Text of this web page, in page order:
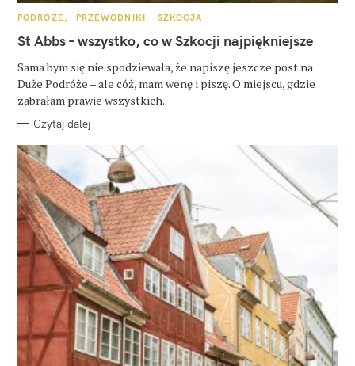
K
T
E
O
R
I
PODRÓŻE PRZEWODNIKI SZKOCJA
St Abbs – wszystko, co w Szkocji najpiękniejsze
Sama bym się nie spodziewała, że napiszę jeszcze post na
Duże Podróże – ale cóż, mam wenę i piszę. O miejscu, gdzie
zabrałam prawie wszystkich..
Czytaj dalej